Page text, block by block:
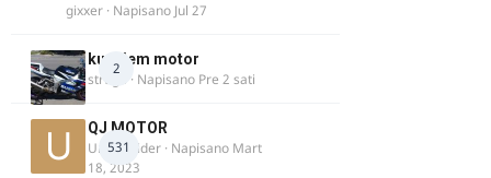
gixxer · Napisano Jul 27
2
kupujem motor
strugo · Napisano Pre 2 sati
531
QJ MOTOR
Urban Rider · Napisano Mart
18, 2023